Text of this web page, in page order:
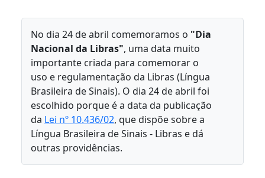
No dia 24 de abril comemoramos o "Dia
Nacional da Libras", uma data muito
importante criada para comemorar o
uso e regulamentação da Libras (Língua
Brasileira de Sinais). O dia 24 de abril foi
escolhido porque é a data da publicação
da Lei nº 10.436/02, que dispõe sobre a
Língua Brasileira de Sinais - Libras e dá
outras providências.